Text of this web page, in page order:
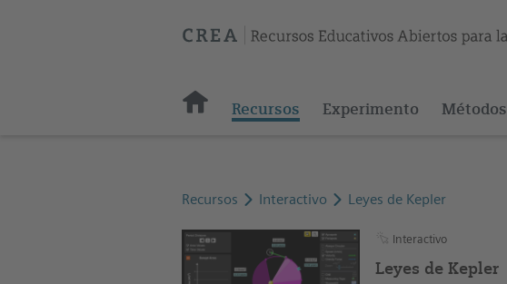
Recursos Experimento Métodos
Recursos Interactivo Leyes de Kepler
Interactivo
Leyes de Kepler